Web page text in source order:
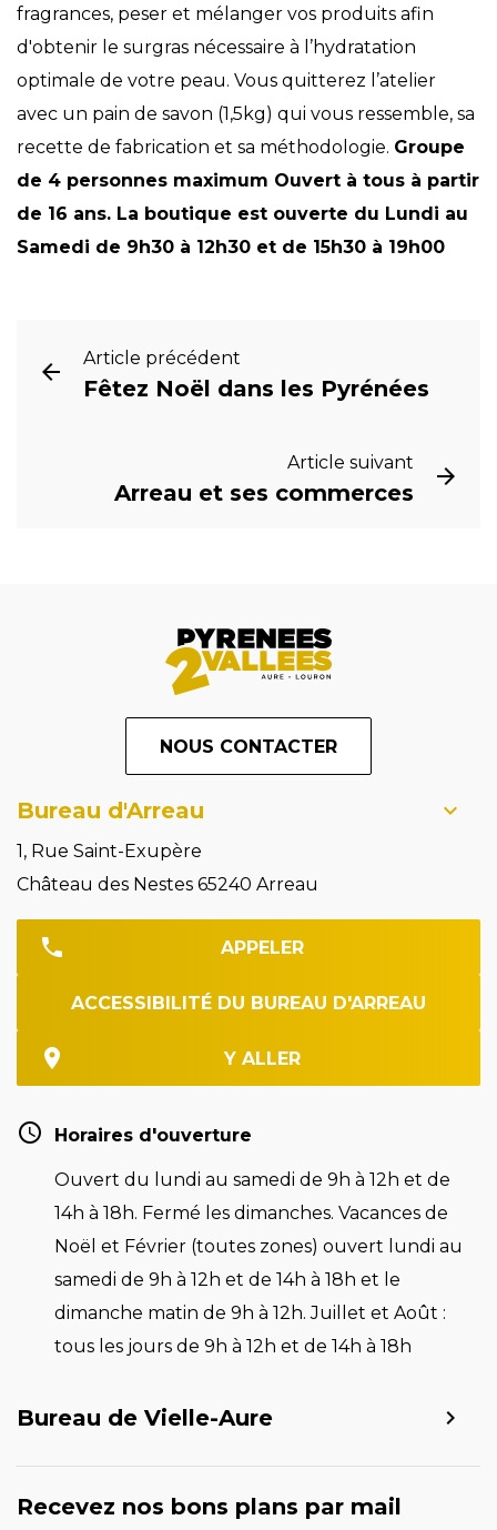
fragrances, peser et mélanger vos produits afin
d'obtenir le surgras nécessaire à l’hydratation
optimale de votre peau. Vous quitterez l’atelier
avec un pain de savon (1,5kg) qui vous ressemble, sa
recette de fabrication et sa méthodologie. Groupe
de 4 personnes maximum Ouvert à tous à partir
de 16 ans. La boutique est ouverte du Lundi au
Samedi de 9h30 à 12h30 et de 15h30 à 19h00
Article précédent
Fêtez Noël dans les Pyrénées
Article suivant
Arreau et ses commerces
NOUS CONTACTER
Bureau d'Arreau
1, Rue Saint-Exupère
Château des Nestes 65240 Arreau
APPELER
ACCESSIBILITÉ DU BUREAU D'ARREAU
Y ALLER
Horaires d'ouverture
Ouvert du lundi au samedi de 9h à 12h et de
14h à 18h. Fermé les dimanches. Vacances de
Noël et Février (toutes zones) ouvert lundi au
samedi de 9h à 12h et de 14h à 18h et le
dimanche matin de 9h à 12h. Juillet et Août :
tous les jours de 9h à 12h et de 14h à 18h
Bureau de Vielle-Aure
Recevez nos bons plans par mail